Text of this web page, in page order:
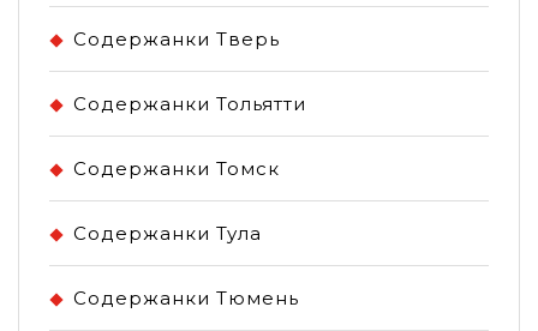
Содержанки Тверь
Содержанки Тольятти
Содержанки Томск
Содержанки Тула
Содержанки Тюмень